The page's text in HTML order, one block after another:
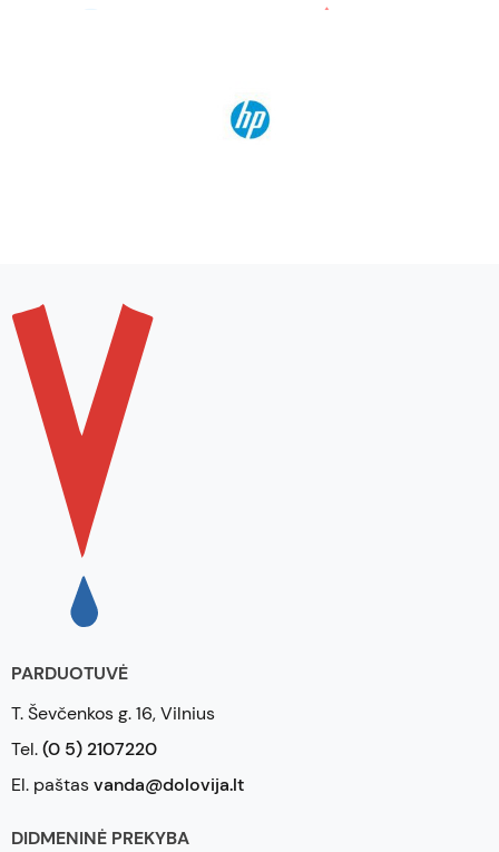
PARDUOTUVĖ
T. Ševčenkos g. 16, Vilnius
Tel.(0 5) 2107220
El. paštasvanda@dolovija.lt
DIDMENINĖ PREKYBA